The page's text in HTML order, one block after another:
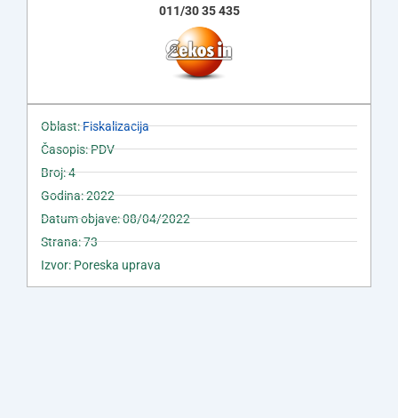
011/30 35 435
Oblast:Fiskalizacija
Časopis: PDV
Broj: 4
Godina: 2022
Datum objave: 08/04/2022
Strana: 73
Izvor: Poreska uprava